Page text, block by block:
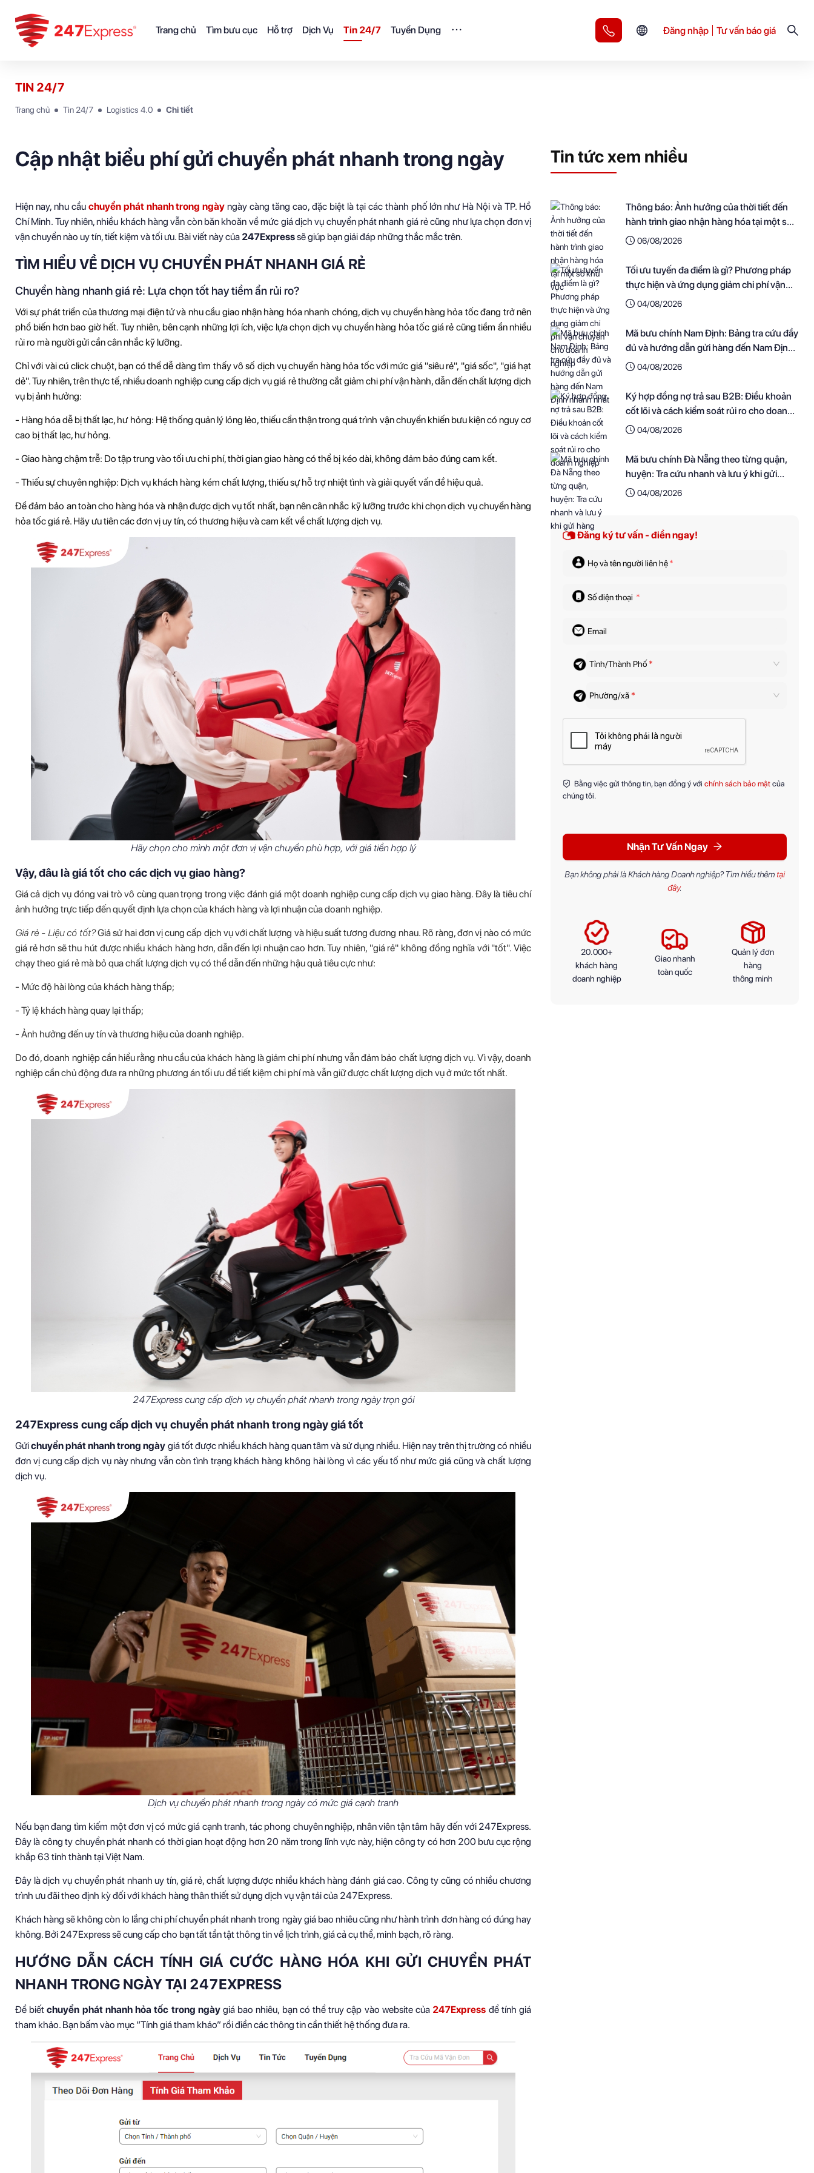
Trang chủ Tìm bưu cục Hỗ trợ Dịch Vụ Tin 24/7 Tuyển Dụng Đăng nhập Tư vấn báo giá
TIN 24/7
Trang chủ Tin 24/7 Logistics 4.0 Chi tiết
Cập nhật biểu phí gửi chuyển phát nhanh trong ngày
Hiện nay, nhu cầu chuyển phát nhanh trong ngày ngày càng tăng cao, đặc biệt là tại các thành phố lớn như Hà Nội và TP. Hồ
Chí Minh. Tuy nhiên, nhiều khách hàng vẫn còn băn khoăn về mức giá dịch vụ chuyển phát nhanh giá rẻ cũng như lựa chọn đơn vị
vận chuyển nào uy tín, tiết kiệm và tối ưu. Bài viết này của 247Expresssẽ giúp bạn giải đáp những thắc mắc trên.
TÌM HIỂU VỀ DỊCH VỤ CHUYỂN PHÁT NHANH GIÁ RẺ
Chuyển hàng nhanh giá rẻ: Lựa chọn tốt hay tiềm ẩn rủi ro?
Với sự phát triển của thương mại điện tử và nhu cầu giao nhận hàng hóa nhanh chóng, dịch vụ chuyển hàng hỏa tốc đang trở nên
phổ biến hơn bao giờ hết. Tuy nhiên, bên cạnh những lợi ích, việc lựa chọn dịch vụ chuyển hàng hỏa tốc giá rẻ cũng tiềm ẩn nhiều
rủi ro mà người gửi cần cân nhắc kỹ lưỡng.
Chỉ với vài cú click chuột, bạn có thể dễ dàng tìm thấy vô số dịch vụ chuyển hàng hỏa tốc với mức giá "siêu rẻ", "giá sốc", "giá hạt
dẻ". Tuy nhiên, trên thực tế, nhiều doanh nghiệp cung cấp dịch vụ giá rẻ thường cắt giảm chi phí vận hành, dẫn đến chất lượng dịch
vụ bị ảnh hưởng:
- Hàng hóa dễ bị thất lạc, hư hỏng: Hệ thống quản lý lỏng lẻo, thiếu cẩn thận trong quá trình vận chuyển khiến bưu kiện có nguy cơ
cao bị thất lạc, hư hỏng.
- Giao hàng chậm trễ: Do tập trung vào tối ưu chi phí, thời gian giao hàng có thể bị kéo dài, không đảm bảo đúng cam kết.
- Thiếu sự chuyên nghiệp: Dịch vụ khách hàng kém chất lượng, thiếu sự hỗ trợ nhiệt tình và giải quyết vấn đề hiệu quả.
Để đảm bảo an toàn cho hàng hóa và nhận được dịch vụ tốt nhất, bạn nên cân nhắc kỹ lưỡng trước khi chọn dịch vụ chuyển hàng
hỏa tốc giá rẻ. Hãy ưu tiên các đơn vị uy tín, có thương hiệu và cam kết về chất lượng dịch vụ.
Hãy chọn cho mình một đơn vị vận chuyển phù hợp, với giá tiền hợp lý
Vậy, đâu là giá tốt cho các dịch vụ giao hàng?
Giá cả dịch vụ đóng vai trò vô cùng quan trọng trong việc đánh giá một doanh nghiệp cung cấp dịch vụ giao hàng. Đây là tiêu chí
ảnh hưởng trực tiếp đến quyết định lựa chọn của khách hàng và lợi nhuận của doanh nghiệp.
Giá rẻ - Liệu có tốt?Giả sử hai đơn vị cung cấp dịch vụ với chất lượng và hiệu suất tương đương nhau. Rõ ràng, đơn vị nào có mức
giá rẻ hơn sẽ thu hút được nhiều khách hàng hơn, dẫn đến lợi nhuận cao hơn. Tuy nhiên, "giá rẻ" không đồng nghĩa với "tốt". Việc
chạy theo giá rẻ mà bỏ qua chất lượng dịch vụ có thể dẫn đến những hậu quả tiêu cực như:
- Mức độ hài lòng của khách hàng thấp;
- Tỷ lệ khách hàng quay lại thấp;
- Ảnh hưởng đến uy tín và thương hiệu của doanh nghiệp.
Do đó, doanh nghiệp cần hiểu rằng nhu cầu của khách hàng là giảm chi phí nhưng vẫn đảm bảo chất lượng dịch vụ. Vì vậy, doanh
nghiệp cần chủ động đưa ra những phương án tối ưu để tiết kiệm chi phí mà vẫn giữ được chất lượng dịch vụ ở mức tốt nhất.
247Express cung cấp dịch vụchuyển phát nhanh trong ngày trọn gói
247Express cung cấp dịch vụ chuyển phát nhanh trong ngày giá tốt
Gửichuyển phát nhanh trong ngày giá tốt được nhiều khách hàng quan tâm và sử dụng nhiều. Hiện nay trên thị trường có nhiều
đơn vị cung cấp dịch vụ này nhưng vẫn còn tình trạng khách hàng không hài lòng vì các yếu tố như mức giá cũng và chất lượng
dịch vụ.
Dịch vụ chuyển phát nhanh trong ngày có mức giá cạnh tranh
Nếu bạn đang tìm kiếm một đơn vị có mức giá cạnh tranh, tác phong chuyên nghiệp, nhân viên tận tâm hãy đến với 247Express.
Đây là công ty chuyển phát nhanh có thời gian hoạt động hơn 20 năm trong lĩnh vực này, hiện công ty có hơn 200 bưu cục rộng
khắp 63 tỉnh thành tại Việt Nam.
Đây là dịch vụ chuyển phát nhanh uy tín, giá rẻ, chất lượng được nhiều khách hàng đánh giá cao. Công ty cũng có nhiều chương
trình ưu đãi theo định kỳ đối với khách hàng thân thiết sử dụng dịch vụ vận tải của 247Express.
Khách hàng sẽ không còn lo lắng chi phí chuyển phát nhanh trong ngày giá bao nhiêu cũng như hành trình đơn hàng có đúng hay
không. Bởi 247Express sẽ cung cấp cho bạn tất tần tật thông tin về lịch trình, giá cả cụ thể, minh bạch, rõ ràng.
HƯỚNG DẪN CÁCH TÍNH GIÁ CƯỚC HÀNG HÓA KHI GỬI CHUYỂN PHÁT
NHANH TRONG NGÀY TẠI 247EXPRESS
Để biếtchuyển phát nhanh hỏa tốc trong ngàygiá bao nhiêu, bạn có thể truy cập vào website của 247Express để tính giá
tham khảo. Bạn bấm vào mục “Tính giá tham khảo” rồi điền các thông tin cần thiết hệ thống đưa ra.
Tin tức xem nhiều
Thông báo: Ảnh hưởng của thời tiết đến
hành trình giao nhận hàng hóa tại một số
khu vực
06/08/2026
Tối ưu tuyến đa điểm là gì? Phương pháp
thực hiện và ứng dụng giảm chi phí vận
chuyển cho doanh nghiệp
04/08/2026
Mã bưu chính Nam Định: Bảng tra cứu đầy
đủ và hướng dẫn gửi hàng đến Nam Định
nhanh nhất
04/08/2026
Ký hợp đồng nợ trả sau B2B: Điều khoản
cốt lõi và cách kiểm soát rủi ro cho doanh
nghiệp
04/08/2026
Mã bưu chính Đà Nẵng theo từng quận,
huyện: Tra cứu nhanh và lưu ý khi gửi
hàng04/08/2026
Đăng ký tư vấn - điền ngay!
Họ và tên người liên hệ*
Số điện thoại *
Email
Tỉnh/Thành Phố *
Phường/xã *
Bằng việc gửi thông tin, bạn đồng ý với chính sách bảo mật của
chúng tôi.
Nhận Tư Vấn Ngay
Bạn không phải là Khách hàng Doanh nghiệp? Tìm hiểu thêm tại
đây.
20.000+
khách hàng
doanh nghiệp
Giao nhanh
toàn quốc
Quản lý đơn
hàng
thông minh